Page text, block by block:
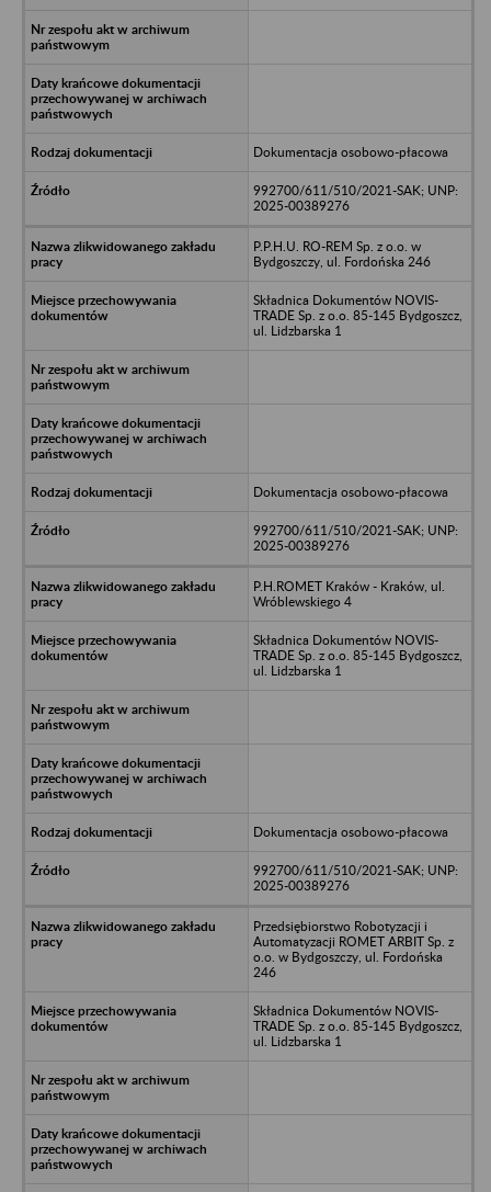
Dokumentacja osobowo-płacowa
992700/611/510/2021-SAK; UNP:
2025-00389276
P.P.H.U. RO-REM Sp. z o.o. w
Bydgoszczy, ul. Fordońska 246
Składnica Dokumentów NOVIS-
TRADE Sp. z o.o. 85-145 Bydgoszcz,
ul. Lidzbarska 1
Dokumentacja osobowo-płacowa
992700/611/510/2021-SAK; UNP:
2025-00389276
P.H.ROMET Kraków - Kraków, ul.
Wróblewskiego 4
Składnica Dokumentów NOVIS-
TRADE Sp. z o.o. 85-145 Bydgoszcz,
ul. Lidzbarska 1
Dokumentacja osobowo-płacowa
992700/611/510/2021-SAK; UNP:
2025-00389276
Przedsiębiorstwo Robotyzacji i
Automatyzacji ROMET ARBIT Sp. z
o.o. w Bydgoszczy, ul. Fordońska
246
Składnica Dokumentów NOVIS-
TRADE Sp. z o.o. 85-145 Bydgoszcz,
ul. Lidzbarska 1